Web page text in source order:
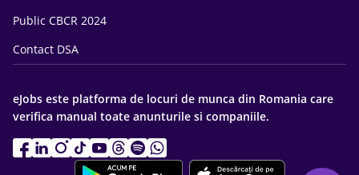
Public CBCR 2024
Contact DSA
eJobs este platforma de locuri de munca din Romania care
verifica manual toate anunturile si companiile.